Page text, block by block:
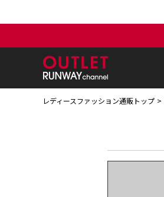
レディースファッション通販トップ